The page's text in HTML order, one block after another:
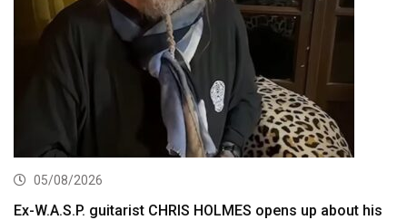
05/08/2026
Ex-W.A.S.P. guitarist CHRIS HOLMES opens up about his